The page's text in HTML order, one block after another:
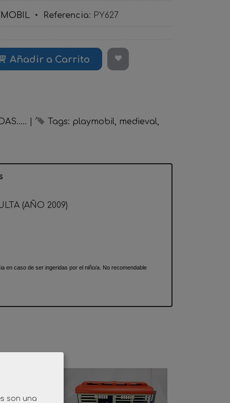
• Referencia: PY627
Añadir a Carrito
Tags: playmobil
medieval
(AÑO 2009)
en caso de ser ingeridas por el niño/a. No recomendable
son una